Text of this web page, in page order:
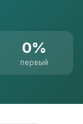
0%
первый